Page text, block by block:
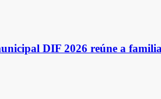
DIF 2026 reúne a